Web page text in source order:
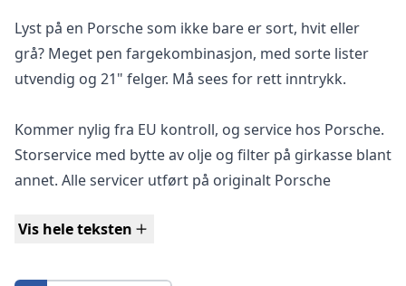
Lyst på en Porsche som ikke bare er sort, hvit eller
grå? Meget pen fargekombinasjon, med sorte lister
utvendig og 21" felger. Må sees for rett inntrykk.
Kommer nylig fra EU kontroll, og service hos Porsche.
Storservice med bytte av olje og filter på girkasse blant
annet. Alle servicer utført på originalt Porsche
3.0L som jobber sammen med sin elektriske motor.
Vis hele teksten